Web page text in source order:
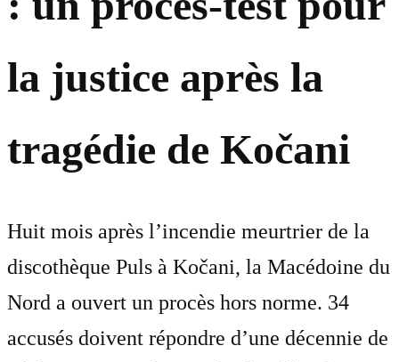
la justice après la
tragédie de Kočani
Huit mois après l’incendie meurtrier de la
discothèque Puls à Kočani, la Macédoine du
Nord a ouvert un procès hors norme. 34
accusés doivent répondre d’une décennie de